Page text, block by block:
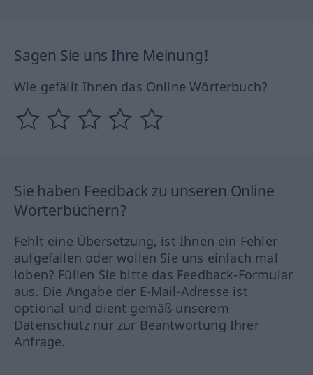
Sagen Sie uns Ihre Meinung!
Wie gefällt Ihnen das Online Wörterbuch?
Sie haben Feedback zu unseren Online
Wörterbüchern?
Fehlt eine Übersetzung, ist Ihnen ein Fehler
aufgefallen oder wollen Sie uns einfach mal
loben? Füllen Sie bitte das Feedback-Formular
aus. Die Angabe der E-Mail-Adresse ist
optional und dient gemäß unserem
Datenschutz nur zur Beantwortung Ihrer
Anfrage.